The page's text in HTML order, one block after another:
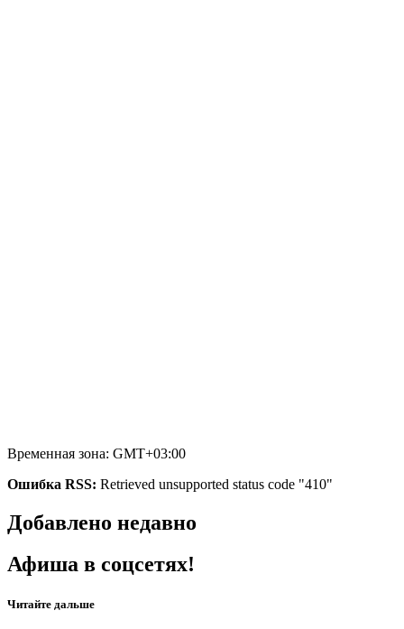
Временная зона: GMT+03:00
Ошибка RSS: Retrieved unsupported status code "410"
Добавлено недавно
Афиша в соцсетях!
Читайте дальше